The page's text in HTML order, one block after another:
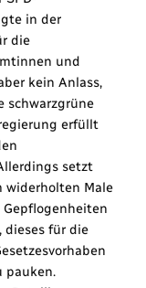
in der
die
und
kein Anlass,
schwarzgrüne
erfüllt
setzt
widerholten Male
dieses für die
pauken.